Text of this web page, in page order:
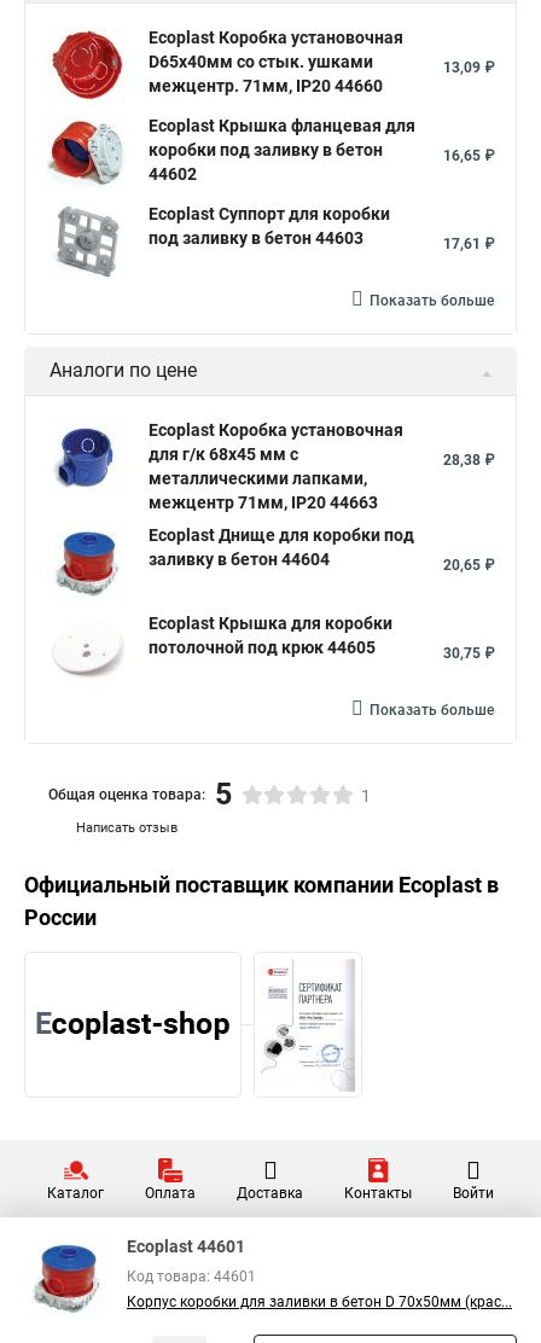
Ecoplast Коробка установочная
D65x40мм со стык. ушками
межцентр. 71мм, IP20 44660
13,09 ₽
Ecoplast Крышка фланцевая для
коробки под заливку в бетон
44602
16,65 ₽
Ecoplast Суппорт для коробки
под заливку в бетон 44603
17,61 ₽
Показать больше
Аналоги по цене
Ecoplast Коробка установочная
для г/к 68x45 мм с
металлическими лапками,
межцентр 71мм, IP20 44663
28,38 ₽
Ecoplast Днище для коробки под
заливку в бетон 44604
20,65 ₽
Ecoplast Крышка для коробки
потолочной под крюк 44605
30,75 ₽
Показать больше
Написать отзыв
Общая оценка товара: 5 1
Официальный поставщик компании Ecoplast в
России
Каталог Оплата Доставка Контакты Войти
Ecoplast 44601
Код товара: 44601
Корпус коробки для заливки в бетон D 70х50мм (крас...